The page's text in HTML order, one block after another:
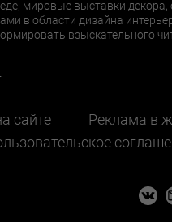
мировые выставки декора,
в области дизайна
взыскательного
сайте Реклама в